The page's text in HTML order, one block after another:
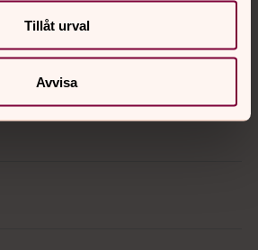
Tillåt urval
Avvisa